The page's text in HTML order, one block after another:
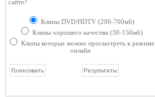
сайте?
Клипы DVD/HDTV (200-700мб)
Клипы хорошего качества (30-150мб)
Клипы которые можно просмотреть в режиме
онлайн